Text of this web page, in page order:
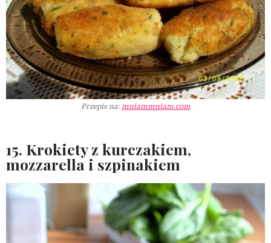
Przepis na:mniammniam.com
15. Krokiety z kurczakiem,
mozzarella i szpinakiem